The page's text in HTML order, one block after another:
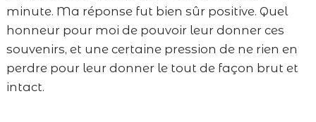
minute. Ma réponse fut bien sûr positive. Quel
honneur pour moi de pouvoir leur donner ces
souvenirs, et une certaine pression de ne rien en
perdre pour leur donner le tout de façon brut et
intact.